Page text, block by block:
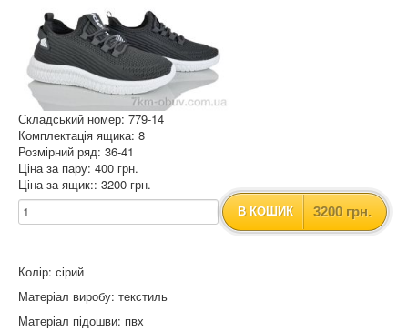
Складський номер: 779-14
Комплектація ящика: 8
Розмірний ряд: 36-41
Ціна за пару: 400 грн.
Ціна за ящик:: 3200 грн.
В КОШИК 3200 грн.
Колір: сірий
Матеріал виробу: текстиль
Матеріал підошви: пвх